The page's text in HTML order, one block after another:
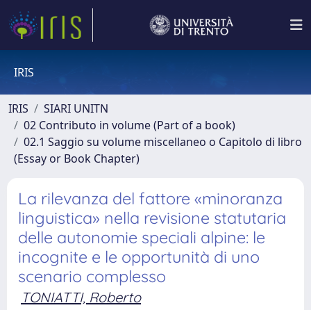
IRIS
IRIS
SIARI UNITN
02 Contributo in volume (Part of a book)
02.1 Saggio su volume miscellaneo o Capitolo di libro
(Essay or Book Chapter)
La rilevanza del fattore «minoranza
linguistica» nella revisione statutaria
delle autonomie speciali alpine: le
incognite e le opportunità di uno
scenario complesso
TONIATTI, Roberto